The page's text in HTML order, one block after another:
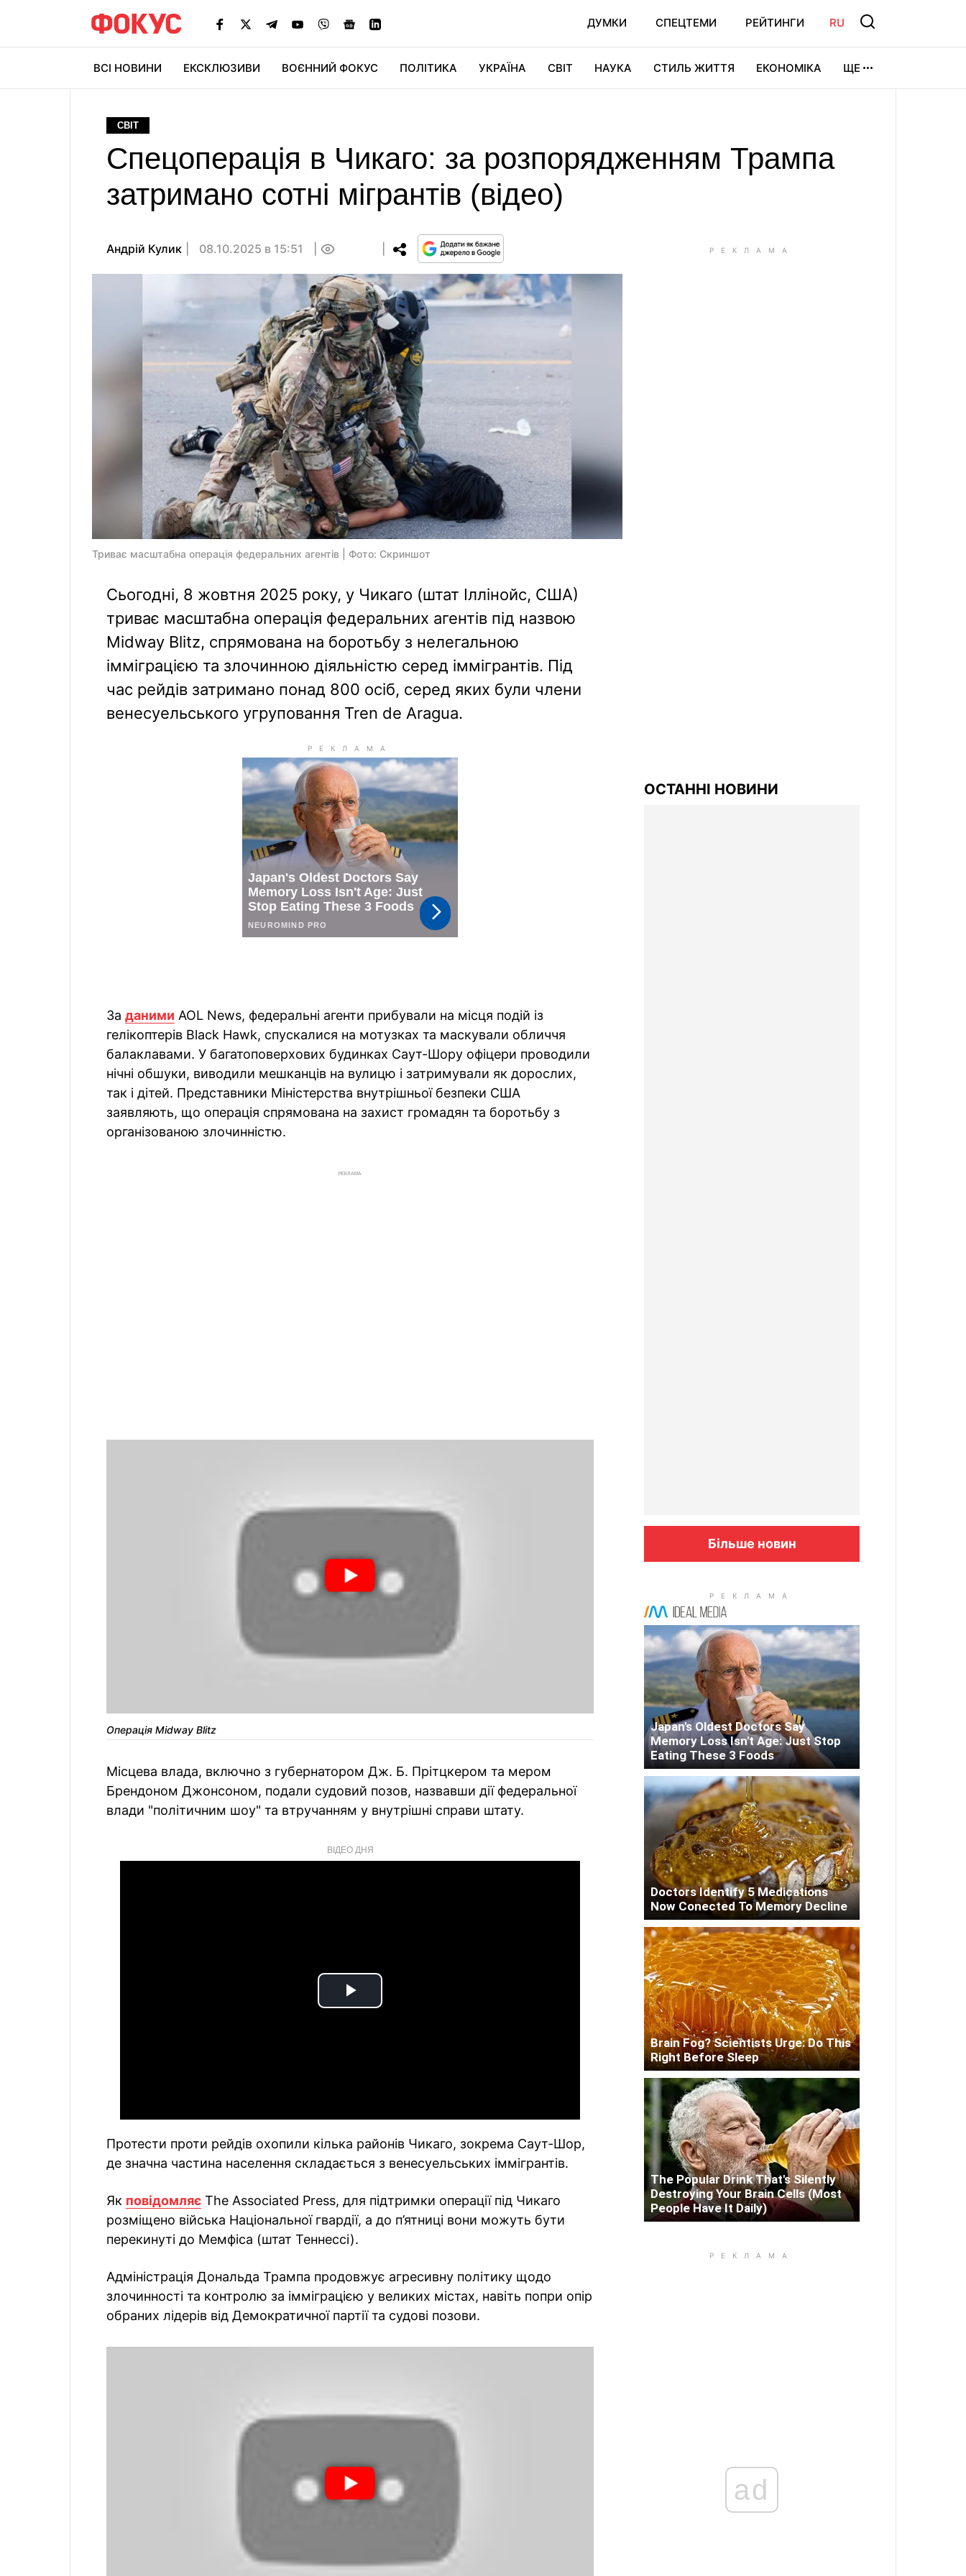
ДУМКИ СПЕЦТЕМИ РЕЙТИНГИ RU
ВСІ НОВИНИ ЕКСКЛЮЗИВИ ВОЄННИЙ ФОКУС ПОЛІТИКА УКРАЇНА СВІТ НАУКА СТИЛЬ ЖИТТЯ ЕКОНОМІКА ЩЕ
СВІТ
Спецоперація в Чикаго: за розпорядженням Трампа
затримано сотні мігрантів (відео)
Андрій Кулик 08.10.2025 в 15:51
Триває масштабна операція федеральних агентів | Фото: Скриншот
Сьогодні, 8 жовтня 2025 року, у Чикаго (штат Іллінойс, США)
триває масштабна операція федеральних агентів під назвою
Midway Blitz, спрямована на боротьбу з нелегальною
імміграцією та злочинною діяльністю серед іммігрантів. Під
час рейдів затримано понад 800 осіб, серед яких були члени
венесуельського угруповання Tren de Aragua.
За даними AOL News, федеральні агенти прибували на місця подій із
гелікоптерів Black Hawk, спускалися на мотузках та маскували обличчя
балаклавами. У багатоповерхових будинках Саут-Шору офіцери проводили
нічні обшуки, виводили мешканців на вулицю і затримували як дорослих,
так і дітей. Представники Міністерства внутрішньої безпеки США
заявляють, що операція спрямована на захист громадян та боротьбу з
організованою злочинністю.
РЕКЛАМА
Операція Midway Blitz
Місцева влада, включно з губернатором Дж. Б. Прітцкером та мером
Брендоном Джонсоном, подали судовий позов, назвавши дії федеральної
влади "політичним шоу" та втручанням у внутрішні справи штату.
ВІДЕО ДНЯ
Play
Протести проти рейдів охопили кілька районів Чикаго, зокрема Саут-Шор,
де значна частина населення складається з венесуельських іммігрантів.
Як повідомляє The Associated Press, для підтримки операції під Чикаго
розміщено війська Національної гвардії, а до п’ятниці вони можуть бути
перекинуті до Мемфіса (штат Теннессі).
Адміністрація Дональда Трампа продовжує агресивну політику щодо
злочинності та контролю за імміграцією у великих містах, навіть попри опір
обраних лідерів від Демократичної партії та судові позови.
ОСТАННІ НОВИНИ
Більше новин
Japan's Oldest Doctors Say
Memory Loss Isn't Age: Just Stop
Eating These 3 Foods
Doctors Identify 5 Medications
Now Conected To Memory Decline
Brain Fog? Scientists Urge: Do This
Right Before Sleep
The Popular Drink That's Silently
Destroying Your Brain Cells (Most
People Have It Daily)